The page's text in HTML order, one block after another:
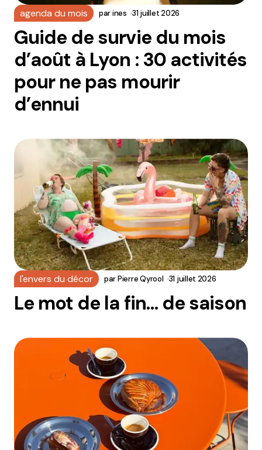
agenda du mois parines 31 juillet 2026
Guide de survie du mois
d’août à Lyon : 30 activités
pour ne pas mourir
d’ennui
l'envers du décor parPierre Qyrool 31 juillet 2026
Le mot de la fin… de saison